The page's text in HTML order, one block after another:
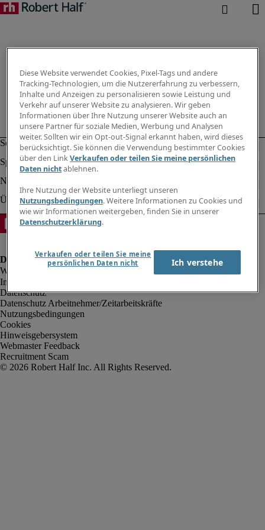
Impressum
Datenschutz
Datenschutz Arbeitnehmer/Zeitarbeitskräfte
Nutzungsbedingungen
Cookies
Hinweisgebersystem
Webmaster Feedback
Recruitment Scam
Diese Website verwendet Cookies, Pixel-Tags und andere
Tracking-Technologien, um die Nutzererfahrung zu verbessern,
Inhalte und Anzeigen zu personalisieren sowie Leistung und
Verkehr auf unserer Website zu analysieren. Wir geben
Informationen über Ihre Nutzung unserer Website auch an
unsere Partner für soziale Medien, Werbung und Analysen
weiter. Sollten wir ein Opt-out-Signal erkannt haben, wird dieses
berücksichtigt. Sie können die Verwendung bestimmter Cookies
über den LinkVerkaufen oder teilen Sie meine persönlichen
Daten nichtablehnen.
Ihre Nutzung der Website unterliegt unseren
Nutzungsbedingungen. Weitere Informationen zu Cookies und
wie wir Informationen weitergeben, finden Sie in unserer
Datenschutzerklärung.
Verkaufen oder teilen Sie meine
persönlichen Daten nicht
Ich verstehe